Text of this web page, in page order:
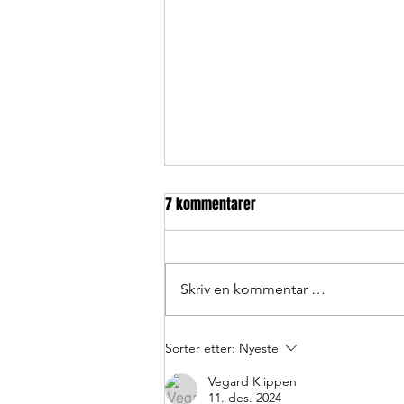
NBHF's adventskalender 2024 -
7 kommentarer
Skriv en kommentar …
Sorter etter: Nyeste
Vegard Klippen
11. des. 2024